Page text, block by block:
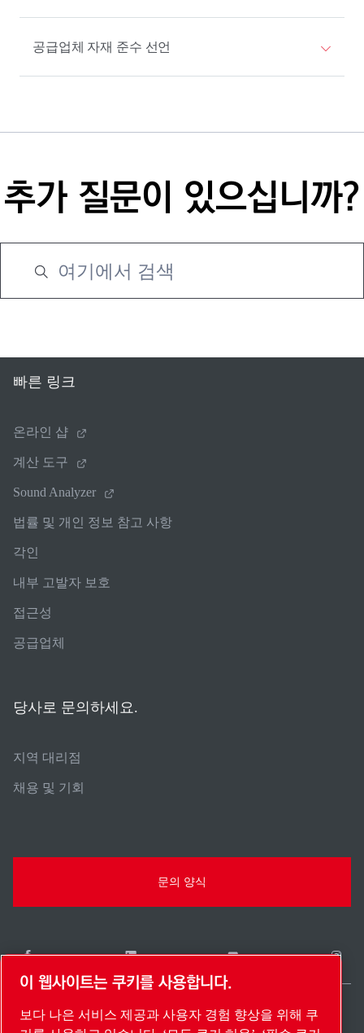
공급업체 자재 준수 선언
추가 질문이 있으십니까?
빠른 링크
온라인 샵
계산 도구
Sound Analyzer
법률 및 개인 정보 참고 사항
각인
내부 고발자 보호
접근성
공급업체
당사로 문의하세요.
지역 대리점
채용 및 기회
문의 양식
South Korea / KO
이 웹사이트는 쿠키를 사용합니다.
보다 나은 서비스 제공과 사용자 경험 향상을 위해 쿠